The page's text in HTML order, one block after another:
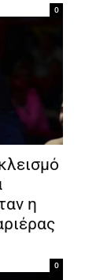
0
η
0